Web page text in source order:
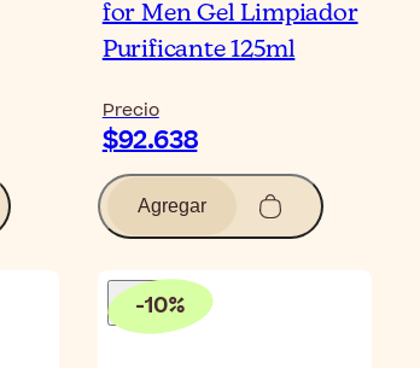
for Men Gel Limpiador
Purificante 125ml
Precio
$92.638
Agregar
-10%